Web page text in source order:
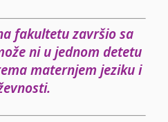
fakultetu završio sa
ni u jednom detetu
maternjem jeziku i